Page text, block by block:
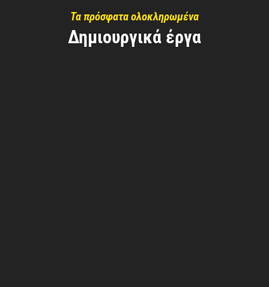
Τα πρόσφατα ολοκληρωμένα
Δημιουργικά έργα